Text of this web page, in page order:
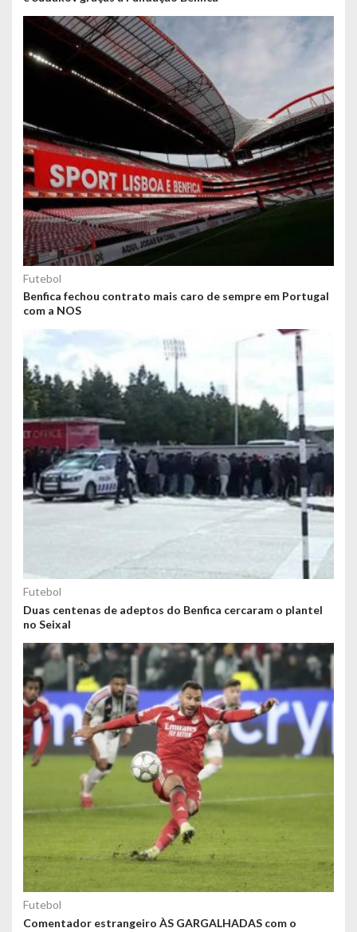
Futebol
Benfica fechou contrato mais caro de sempre em Portugal
com a NOS
Futebol
Duas centenas de adeptos do Benfica cercaram o plantel
no Seixal
Futebol
Comentador estrangeiro ÀS GARGALHADAS com o